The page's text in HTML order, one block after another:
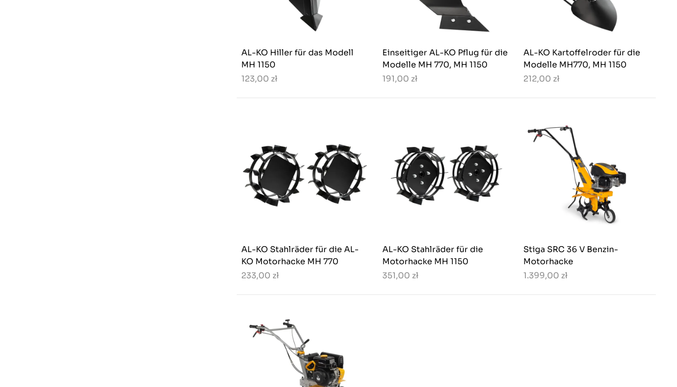
AL-KO Hiller für das Modell
MH 1150
123,00 zł
Einseitiger AL-KO Pflug für die
Modelle MH 770, MH 1150
191,00 zł
AL-KO Kartoffelroder für die
Modelle MH770, MH 1150
212,00 zł
AL-KO Stahlräder für die AL-
KO Motorhacke MH 770
233,00 zł
AL-KO Stahlräder für die
Motorhacke MH 1150
351,00 zł
Stiga SRC 36 V Benzin-
Motorhacke
1.399,00 zł